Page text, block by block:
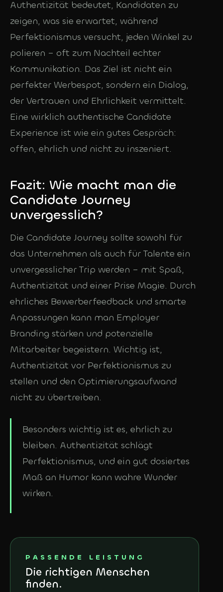
Authentizität bedeutet, Kandidaten zu
zeigen, was sie erwartet, während
Perfektionismus versucht, jeden Winkel zu
polieren – oft zum Nachteil echter
Kommunikation. Das Ziel ist nicht ein
perfekter Werbespot, sondern ein Dialog,
der Vertrauen und Ehrlichkeit vermittelt.
Eine wirklich authentische Candidate
Experience ist wie ein gutes Gespräch:
offen, ehrlich und nicht zu inszeniert.
Fazit: Wie macht man die
Candidate Journey
unvergesslich?
Die Candidate Journey sollte sowohl für
das Unternehmen als auch für Talente ein
unvergesslicher Trip werden – mit Spaß,
Authentizität und einer Prise Magie. Durch
ehrliches Bewerberfeedback und smarte
Anpassungen kann man Employer
Branding stärken und potenzielle
Mitarbeiter begeistern. Wichtig ist,
Authentizität vor Perfektionismus zu
stellen und den Optimierungsaufwand
nicht zu übertreiben.
Besonders wichtig ist es, ehrlich zu
bleiben. Authentizität schlägt
Perfektionismus, und ein gut dosiertes
Maß an Humor kann wahre Wunder
wirken.
PASSENDE LEISTUNG
Die richtigen Menschen
finden.